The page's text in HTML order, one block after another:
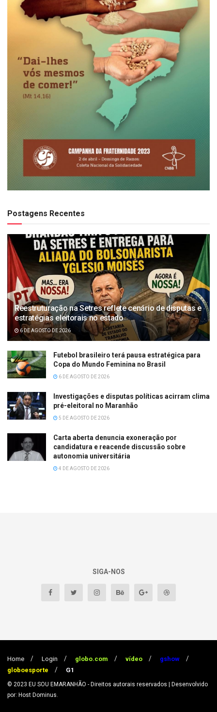
Postagens Recentes
Reestruturação na Setres reflete cenário de disputas e
estratégias eleitorais no estado
6 DE AGOSTO DE 2026
Futebol brasileiro terá pausa estratégica para
Copa do Mundo Feminina no Brasil
6 DE AGOSTO DE 2026
Investigações e disputas políticas acirram clima
pré-eleitoral no Maranhão
5 DE AGOSTO DE 2026
Carta aberta denuncia exoneração por
candidatura e reacende discussão sobre
autonomia universitária
4 DE AGOSTO DE 2026
SIGA-NOS
Home Login globo.com vídeo
gshow
globoesporte
G1
© 2023 EU SOU EMARANHÃO - Direitos autorais reservados | Desenvolvido
por: Host Dominus